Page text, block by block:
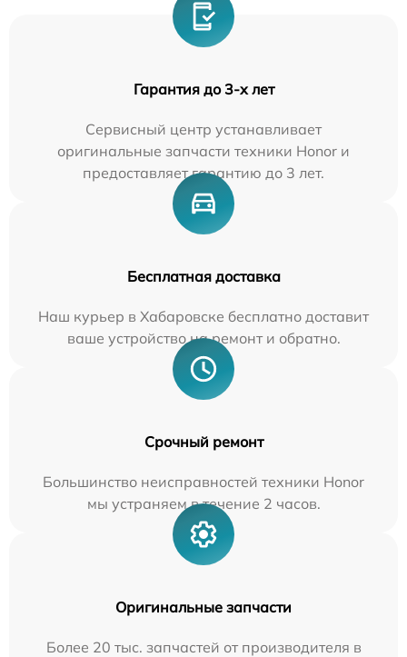
Гарантия до 3-х лет
Сервисный центр устанавливает
оригинальные запчасти техники Honor и
предоставляет гарантию до 3 лет.
Бесплатная доставка
Наш курьер в Хабаровске бесплатно доставит
ваше устройство на ремонт и обратно.
Срочный ремонт
Большинство неисправностей техники Honor
мы устраняем в течение 2 часов.
Оригинальные запчасти
Более 20 тыс. запчастей от производителя в